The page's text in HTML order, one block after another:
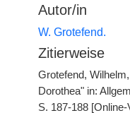
Autor/in
W. Grotefend.
Zitierweise
Grotefend,
Dorothea" in:
S. 187-188